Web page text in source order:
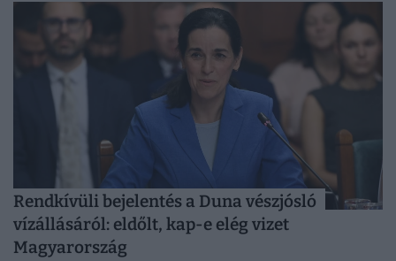
Rendkívüli bejelentés a Duna vészjósló
vízállásáról: eldőlt, kap-e elég vizet
Magyarország